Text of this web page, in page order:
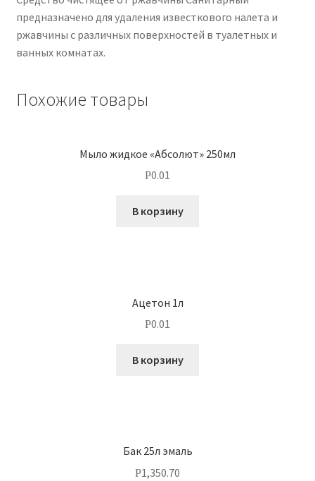
предназначено для удаления известкового налета и
ржавчины с различных поверхностей в туалетных и
ванных комнатах.
Похожие товары
Мыло жидкое «Абсолют» 250мл
Р0.01
В корзину
Ацетон 1л
Р0.01
В корзину
Бак 25л эмаль
Р1,350.70